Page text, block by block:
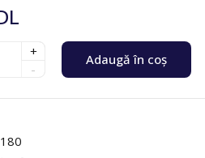
+
-
Adaugă în coș